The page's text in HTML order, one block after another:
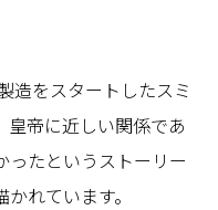
造をスタートしたスミ
皇帝に近しい関係であ
ったというストーリー
れています。